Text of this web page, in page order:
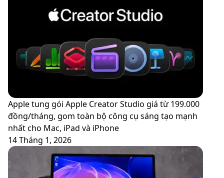
2023
Peach
Fuzz
Màu
của
sự
nhã
nhặn
và
Apple tung gói Apple Creator Studio giá từ 199.000
đồng/tháng, gom toàn bộ công cụ sáng tạo mạnh
nhất cho Mac, iPad và iPhone
14 Tháng 1, 2026